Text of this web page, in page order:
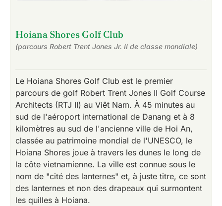
Hoiana Shores Golf Club
(parcours Robert Trent Jones Jr. II de classe mondiale)
Le Hoiana Shores Golf Club est le premier
parcours de golf Robert Trent Jones II Golf Course
Architects (RTJ II) au Viêt Nam. À 45 minutes au
sud de l'aéroport international de Danang et à 8
kilomètres au sud de l'ancienne ville de Hoi An,
classée au patrimoine mondial de l'UNESCO, le
Hoiana Shores joue à travers les dunes le long de
la côte vietnamienne. La ville est connue sous le
nom de "cité des lanternes" et, à juste titre, ce sont
des lanternes et non des drapeaux qui surmontent
les quilles à Hoiana.